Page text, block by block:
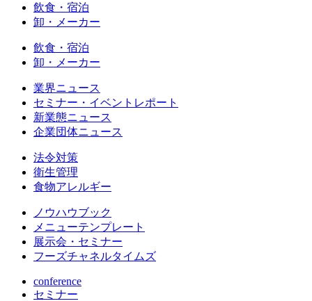
飲食・宿泊
卸・メーカー
飲食・宿泊
卸・メーカー
業界ニュース
セミナー・イベントレポート
新業態ニュース
企業団体ニュース
法令対策
衛生管理
食物アレルギー
ノウハウブック
メニューテンプレート
展示会・セミナー
フーズチャネルタイムズ
conference
セミナー